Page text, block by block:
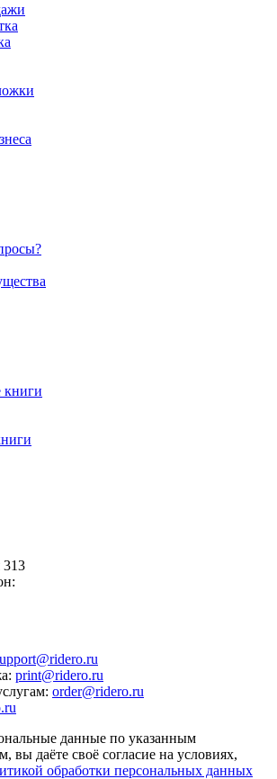
книги
313
:
: print@ridero.ru
: order@ridero.ru
данные по указанным
вы даёте своё согласие на условиях,
обработки персональных данных